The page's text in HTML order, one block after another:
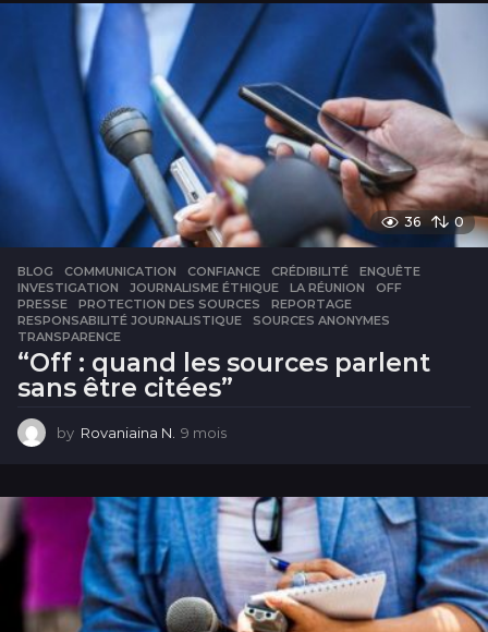
36 0
BLOG COMMUNICATION ,CONFIANCE ,CRÉDIBILITÉ ,ENQUÊTE
INVESTIGATION
,JOURNALISME ÉTHIQUE ,LA RÉUNION ,OFF
PRESSE
,PROTECTION DES SOURCES ,REPORTAGE
RESPONSABILITÉ JOURNALISTIQUE
,SOURCES ANONYMES
TRANSPARENCE
“Off : quand les sources parlent
sans être citées”
by Rovaniaina N. 9 mois
i
s